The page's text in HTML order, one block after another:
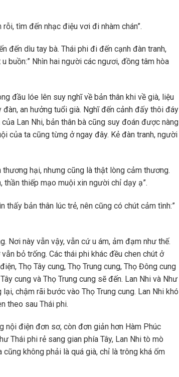
tìm đến nhạc điệu vơi đi nhàm chán”.
đến dìu tay bà. Thái phi đi đến cạnh đàn tranh,
buồn:” Nhìn hai người các ngươi, đồng tâm hòa
đầu lóe lên suy nghĩ về bản thân khi về già, liệu
an hưởng tuổi già. Nghĩ đến cảnh đấy thôi đáy
Lan Nhi, bản thân bà cũng suy đoán được nàng
của ta cũng từng ở ngay đây. Kẻ đàn tranh, người
hại, nhưng cũng là thật lòng cảm thương.
thần thiếp mạo muội xin người chỉ dạy ạ”.
thấy bản thân lúc trẻ, nên cũng có chút cảm tình:”
Nơi này vẫn vậy, vẫn cứ u ám, ảm đạm như thế.
bỏ trống. Các thái phi khác đều chen chút ở
Thọ Tây cung, Thọ Trung cung, Thọ Đông cung
cung và Thọ Trung cung sẽ đến. Lan Nhi và Như
chậm rãi bước vào Thọ Trung cung. Lan Nhi khó
theo sau Thái phi.
nội điện đơn sơ, còn đơn giản hơn Hàm Phúc
Thái phi rẻ sang gian phía Tây, Lan Nhi tò mò
không phải là quá già, chỉ là trông khá ốm